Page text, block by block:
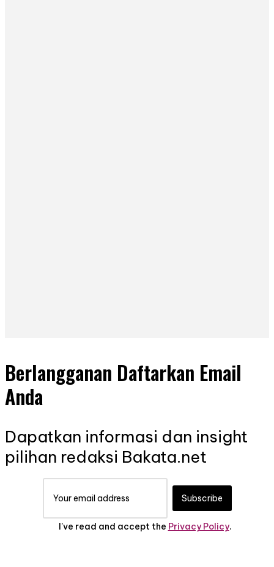
Berlangganan Daftarkan Email
Anda
Dapatkan informasi dan insight
pilihan redaksi Bakata.net
Subscribe
I've read and accept the Privacy Policy.